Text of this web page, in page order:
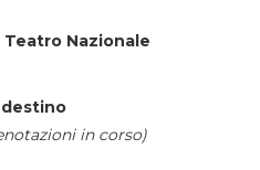
Nazionale
destino
in corso)